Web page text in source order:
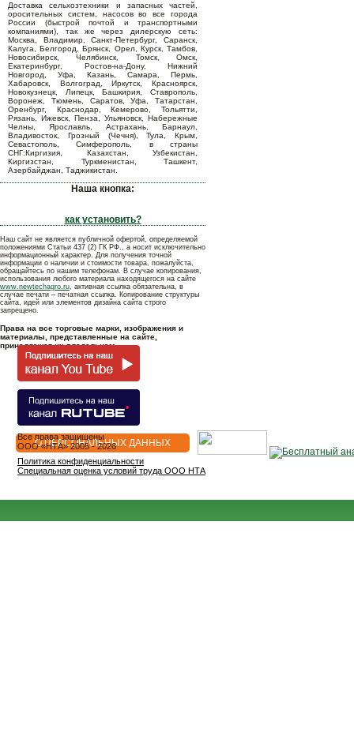
Доставка сельхозтехники и запасных частей,
оросительных систем, насосов во все города
России (быстрой почтой и транспортными
компаниями), так же через дилерскую сеть:
Москва, Владимир, Санкт-Петербург, Саранск,
Калуга, Белгород, Брянск, Орел, Курск, Тамбов,
Новосибирск, Челябинск, Томск, Омск,
Екатеринбург, Ростов-на-Дону, Нижний
Новгород, Уфа, Казань, Самара, Пермь,
Хабаровск, Волгоград, Иркутск, Красноярск,
Новокузнецк, Липецк, Башкирия, Ставрополь,
Воронеж, Тюмень, Саратов, Уфа, Татарстан,
Оренбург, Краснодар, Кемерово, Тольятти,
Рязань, Ижевск, Пенза, Ульяновск, Набережные
Челны, Ярославль, Астрахань, Барнаул,
Владивосток, Грозный (Чечня), Тула, Крым,
Севастополь, Симферополь, в страны
СНГ:Киргизия, Казахстан, Узбекистан,
Киргизстан, Туркменистан, Ташкент,
Азербайджан, Таджикистан.
Наша кнопка:
как установить?
Наш сайт не является публичной офертой, определяемой
положениями Статьи 437 (2) ГК РФ., а носит исключительно
информационный характер. Для получения точной
информации о наличии и стоимости товара, пожалуйста,
обращайтесь по нашим телефонам. В случае копирования,
использования любого материала находящегося на сайте
www.newtechagro.ru, активная ссылка обязательна, в
случае печати – печатная ссылка. Копирование структуры
сайта, идей или элементов дизайна сайта строго
запрещено.
Права на все торговые марки, изображения и
материалы, представленные на сайте,
принадлежат их владельцам.
О ПЕРСОНАЛЬНЫХ ДАННЫХ
Все права защищены
OOO «НТА» 2005 - 2026
Политика конфиденциальности
Специальная оценка условий труда ООО НТА